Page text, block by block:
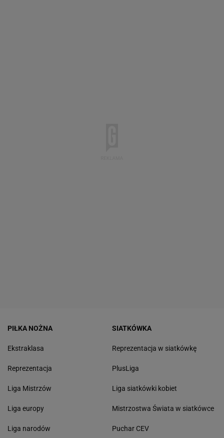
PIŁKA NOŻNA
Ekstraklasa
Reprezentacja
Liga Mistrzów
Liga europy
Liga narodów
SIATKÓWKA
Reprezentacja w siatkówkę
PlusLiga
Liga siatkówki kobiet
Mistrzostwa Świata w siatkówce
Puchar CEV